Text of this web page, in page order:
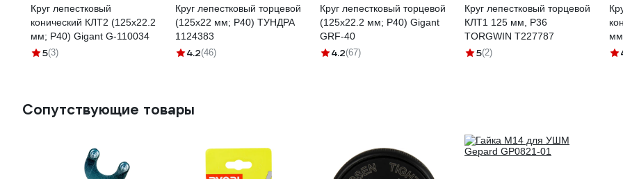
Круг лепестковый
конический КЛТ2 (125x22.2
мм; P40) Gigant G-110034
5(3)
Круг лепестковый торцевой
(125х22 мм; Р40) ТУНДРА
1124383
4.2(46)
Круг лепестковый торцевой
(125x22.2 мм; P40) Gigant
GRF-40
4.2(67)
Круг лепестковый торцевой
КЛТ1 125 мм, P36
TORGWIN T227787
5(2)
Сопутствующие товары